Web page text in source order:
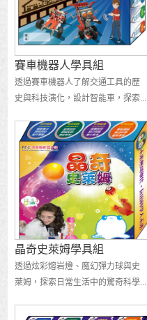
賽車機器人學具組
透過賽車機器人了解交通工具的歷
史與科技演化，設計智能車，探索...
晶奇史萊姆學具組
透過炫彩熔岩燈、魔幻彈力球與史
萊姆，探索日常生活中的驚奇科學...